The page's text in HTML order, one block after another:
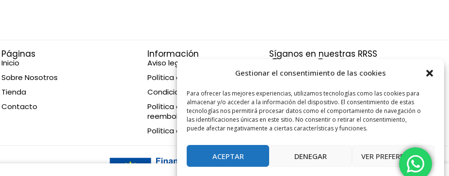
Gestionar el consentimiento de las cookies
Para ofrecer las mejores experiencias, utilizamos tecnologías como las cookies para
almacenar y/o acceder a la información del dispositivo. El consentimiento de estas
tecnologías nos permitirá procesar datos como el comportamiento de navegación o
las identificaciones únicas en este sitio. No consentir o retirar el consentimiento,
puede afectar negativamente a ciertas características y funciones.
ACEPTAR DENEGAR VER PREFERENCIAS
Páginas
Inicio
Sobre Nosotros
Tienda
Contacto
Información
Aviso legal
Política de privacidad
Condiciones de compra
Política de devoluciones y
reembolsos
Política de cookies
Síganos en nuestras RRSS
F
a
e
b
o
o
-
t
w
i
t
t
r
P
i
n
t
e
r
e
t
I
n
s
t
a
g
r
EU